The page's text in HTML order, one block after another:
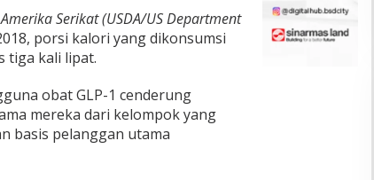
Serikat (USDA/US Department
porsi kalori yang dikonsumsi
tiga kali lipat.
obat GLP-1 cenderung
mereka dari kelompok yang
basis pelanggan utama